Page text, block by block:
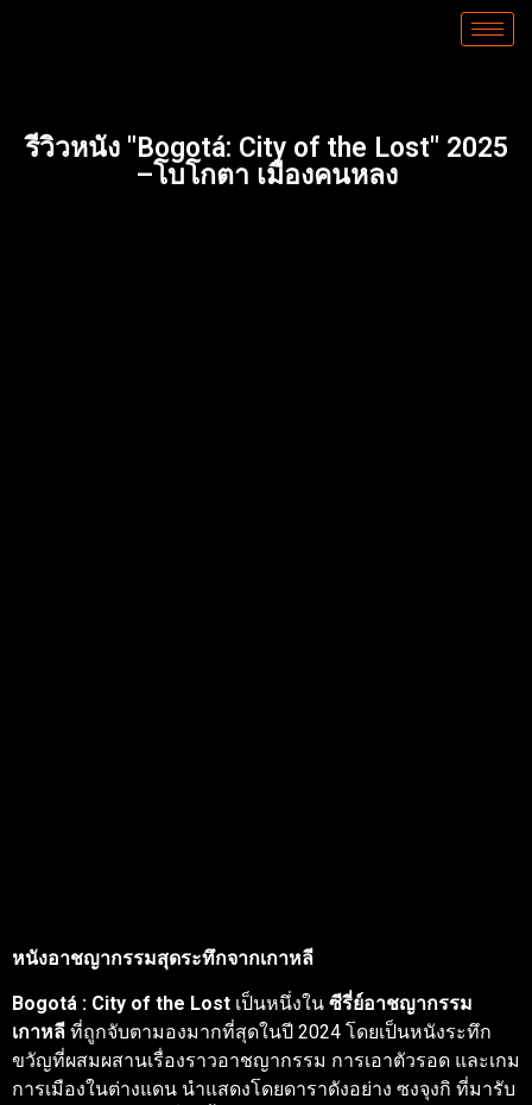
รีวิวหนัง "Bogotá: City of the Lost" 2025
–โบโกตา เมืองคนหลง
หนังอาชญากรรมสุดระทึกจากเกาหลี
Bogotá : City of the Lost เป็นหนึ่งใน ซีรี่ย์อาชญากรรม
เกาหลี ที่ถูกจับตามองมากที่สุดในปี 2024 โดยเป็นหนังระทึก
ขวัญที่ผสมผสานเรื่องราวอาชญากรรม การเอาตัวรอด และเกม
การเมืองในต่างแดน นำแสดงโดยดาราดังอย่าง ซงจุงกิ ที่มารับ